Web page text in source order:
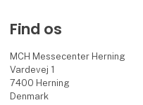
Find os
MCH Messecenter Herning
Vardevej 1
7400 Herning
Denmark